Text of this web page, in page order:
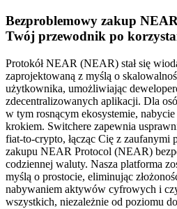
Bezproblemowy zakup
Twój przewodnik po
Protokół NEAR (NEAR) stał się
zaprojektowaną z myślą o
użytkownika, umożliwiając
zdecentralizowanych aplikacji. Dla
w tym rosnącym ekosystemie,
krokiem. Switchere zapewnia
fiat-to-crypto, łącząc Cię z zaufanymi
zakupu NEAR Protocol (NEAR)
codziennej waluty. Nasza platforma
myślą o prostocie, eliminując
nabywaniem aktywów cyfrowych i
wszystkich, niezależnie od poziomu